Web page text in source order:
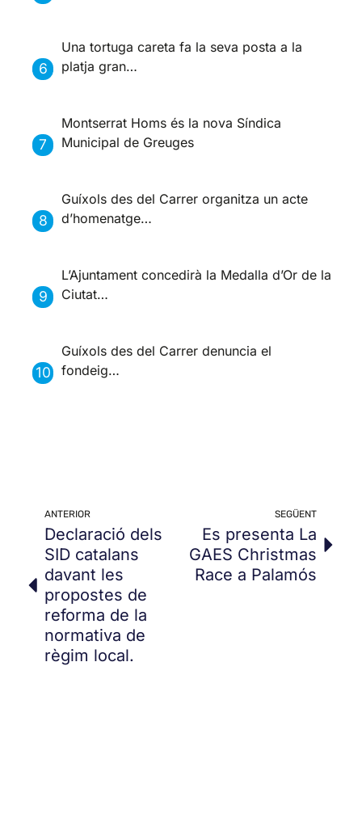
Una tortuga careta fa la seva posta a la
platja gran…
Montserrat Homs és la nova Síndica
Municipal de Greuges
Guíxols des del Carrer organitza un acte
d’homenatge…
L’Ajuntament concedirà la Medalla d’Or de la
Ciutat…
Guíxols des del Carrer denuncia el
fondeig…
ANTERIOR
Declaració dels
SID catalans
davant les
propostes de
reforma de la
normativa de
règim local.
SEGÜENT
Es presenta La
GAES Christmas
Race a Palamós